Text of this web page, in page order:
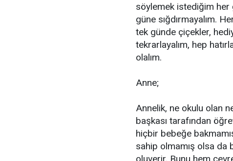
söylemek istediğim her
güne sığdırmayalım.
tek günde çiçekler,
tekrarlayalım, hep
olalım.
Anne;
Annelik, ne okulu olan
başkası tarafından
hiçbir bebeğe
sahip olmamış olsa da
oluverir. Bunu hem